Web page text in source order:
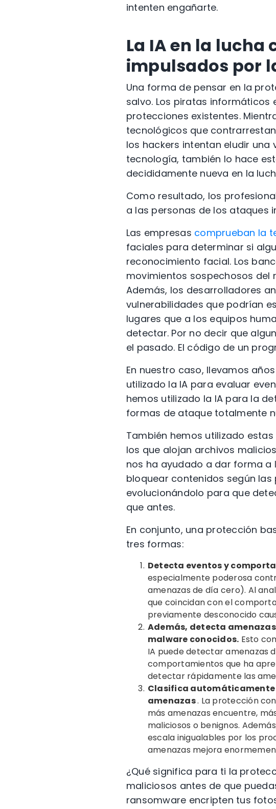
intenten engañarte.
La IA en la
impulsados por
Una forma de pensar en la
salvo. Los piratas
protecciones existentes.
tecnológicos que
los hackers intentan eludir una
tecnología, también lo hace
decididamente nueva en la
Como resultado, los
a las personas de los ataques
Las empresas comprueban la
faciales para determinar si
reconocimiento facial. Los
movimientos sospechosos del
Además, los desarrolladores
vulnerabilidades que podrían
lugares que a los equipos
detectar. Por no decir que
el pasado. El código de un
En nuestro caso, llevamos
utilizado la IA para evaluar
hemos utilizado la IA para la
formas de ataque totalmente
También hemos utilizado
los que alojan archivos
nos ha ayudado a dar forma
bloquear contenidos según
evolucionándolo para que
que antes.
En conjunto, una protección
tres formas:
Detecta eventos y
especialmente poderosa
amenazas de día cero). Al
que coincidan con el
previamente desconocido
Además, detecta
malware conocidos. Esto
IA puede detectar amenazas
comportamientos que ha
detectar rápidamente las
Clasifica automáticamente
amenazas. La protección
más amenazas encuentre,
maliciosos o benignos.
escala inigualables por los
amenazas mejora
¿Qué significa para ti la
maliciosos antes de que
ransomware encripten tus